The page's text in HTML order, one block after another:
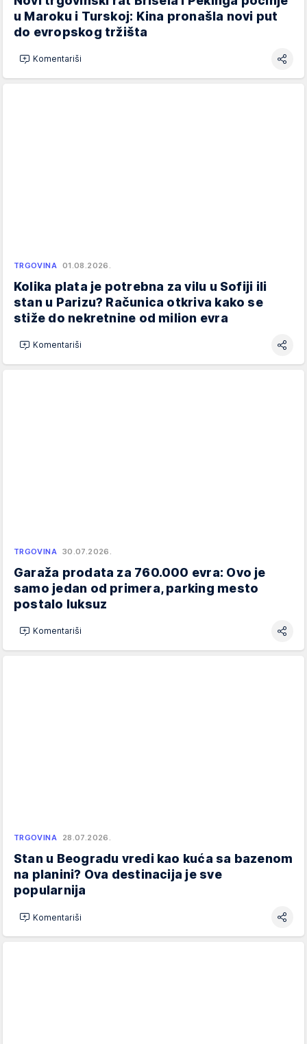
u Maroku i Turskoj: Kina pronašla novi put
do evropskog tržišta
Komentariši
TRGOVINA 01.08.2026.
Kolika plata je potrebna za vilu u Sofiji ili
stan u Parizu? Računica otkriva kako se
stiže do nekretnine od milion evra
Komentariši
TRGOVINA 30.07.2026.
Garaža prodata za 760.000 evra: Ovo je
samo jedan od primera, parking mesto
postalo luksuz
Komentariši
TRGOVINA 28.07.2026.
Stan u Beogradu vredi kao kuća sa bazenom
na planini? Ova destinacija je sve
popularnija
Komentariši